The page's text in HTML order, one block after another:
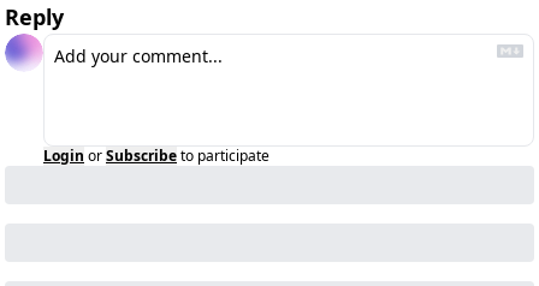
Reply
Login orSubscribeto participate